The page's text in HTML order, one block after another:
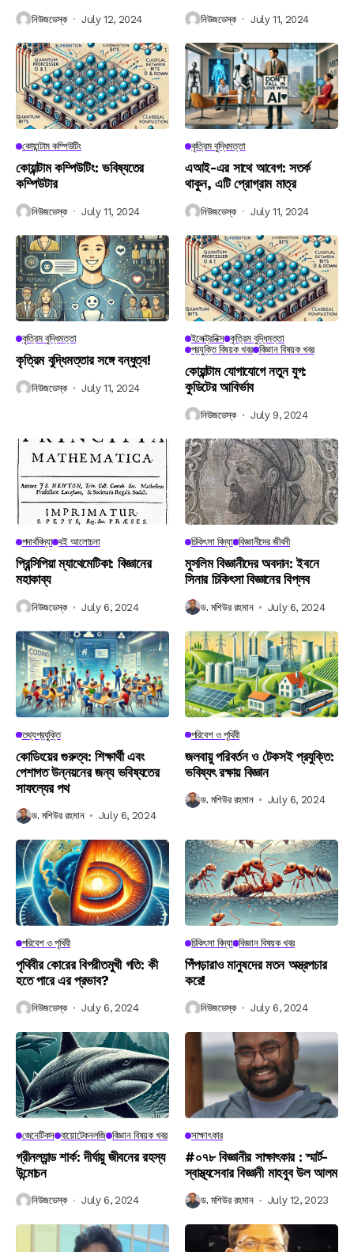
নিউজডেস্ক July 12, 2024 নিউজডেস্ক July 11, 2024
কোয়ান্টাম কম্পিউটিং
কোয়ান্টাম কম্পিউটিং: ভবিষ্যতের
কম্পিউটার
নিউজডেস্ক July 11, 2024
কৃত্রিম বুদ্ধিমত্তা
এআই-এর সাথে আবেগ: সতর্ক
থাকুন, এটি প্রোগ্রাম মাত্র
নিউজডেস্ক July 11, 2024
কৃত্রিম বুদ্ধিমত্তা
কৃত্রিম বুদ্ধিমত্তার সঙ্গে বন্ধুত্ব!
নিউজডেস্ক July 11, 2024
ইলেক্ট্রনিক্স কৃত্রিম বুদ্ধিমত্তা
প্রযুক্তি বিষয়ক খবর বিজ্ঞান বিষয়ক খবর
কোয়ান্টাম যোগাযোগে নতুন যুগ:
কুডিটের আবির্ভাব
নিউজডেস্ক July 9, 2024
পদার্থবিদ্যা বই আলোচনা
প্রিন্সিপিয়া ম্যাথেমেটিকা: বিজ্ঞানের
মহাকাব্য
নিউজডেস্ক July 6, 2024
চিকিৎসা বিদ্যা বিজ্ঞানীদের জীবনী
মুসলিম বিজ্ঞানীদের অবদান: ইবনে
সিনার চিকিৎসা বিজ্ঞানের বিপ্লব
ড. মশিউর রহমান July 6, 2024
তথ্যপ্রযুক্তি
কোডিংয়ের গুরুত্ব: শিক্ষার্থী এবং
পেশাগত উন্নয়নের জন্য ভবিষ্যতের
সাফল্যের পথ
ড. মশিউর রহমান July 6, 2024
পরিবেশ ও পৃথিবী
জলবায়ু পরিবর্তন ও টেকসই প্রযুক্তি:
ভবিষ্যৎ রক্ষায় বিজ্ঞান
ড. মশিউর রহমান July 6, 2024
পরিবেশ ও পৃথিবী
পৃথিবীর কোরের বিপরীতমুখী গতি: কী
হতে পারে এর প্রভাব?
নিউজডেস্ক July 6, 2024
চিকিৎসা বিদ্যা বিজ্ঞান বিষয়ক খবর
পিঁপড়ারাও মানুষদের মতন অস্ত্রপচার
করে!
নিউজডেস্ক July 6, 2024
জেনেটিকস বায়োটেকনলজি বিজ্ঞান বিষয়ক খবর
গ্রীনল্যান্ড শার্ক: দীর্ঘায়ু জীবনের রহস্য
উন্মোচন
নিউজডেস্ক July 6, 2024
সাক্ষাৎকার
#০৭৮ বিজ্ঞানীর সাক্ষাৎকার : স্মার্ট-
স্বাস্থ্যসেবার বিজ্ঞানী মাহবুব উল আলম
ড. মশিউর রহমান July 12, 2023